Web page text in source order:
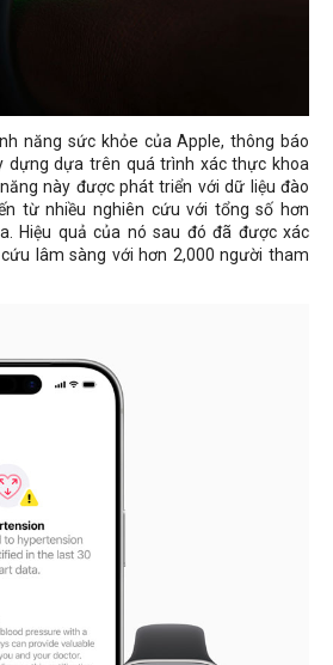
năng sức khỏe của Apple, thông báo
dựng dựa trên quá trình xác thực khoa
này được phát triển với dữ liệu đào
từ nhiều nghiên cứu với tổng số hơn
Hiệu quả của nó sau đó đã được xác
lâm sàng với hơn 2,000 người tham